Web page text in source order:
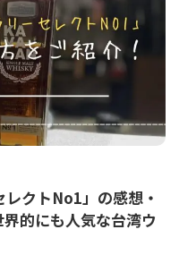
レクトNo1」の感想・
的にも人気な台湾ウ